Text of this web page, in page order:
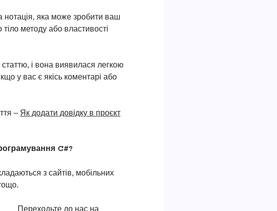
нотація, яка може зробити ваш
методу або властивості
і вона виявилася легкою
у вас є якісь коментарі або
– Як додати довідку в проєкт
C#?
з сайтів, мобільних
Переходьте до нас на